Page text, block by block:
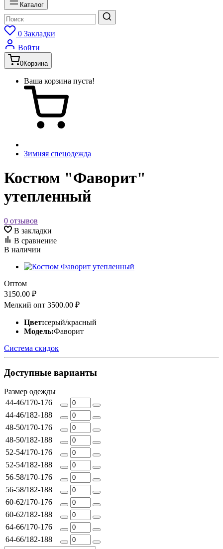
Каталог
0 Закладки
Войти
0Корзина
Ваша корзина пуста!
Зимняя спецодежда
Костюм "Фаворит"
утепленный
0 отзывов
В закладки
В сравнение
В наличии
Оптом
3150.00 ₽
Мелкий опт 3500.00 ₽
Цвет:серый/красный
Модель:Фаворит
Система скидок
Доступные варианты
Размер одежды
44-46/170-176
44-46/182-188
48-50/170-176
48-50/182-188
52-54/170-176
52-54/182-188
56-58/170-176
56-58/182-188
60-62/170-176
60-62/182-188
64-66/170-176
64-66/182-188